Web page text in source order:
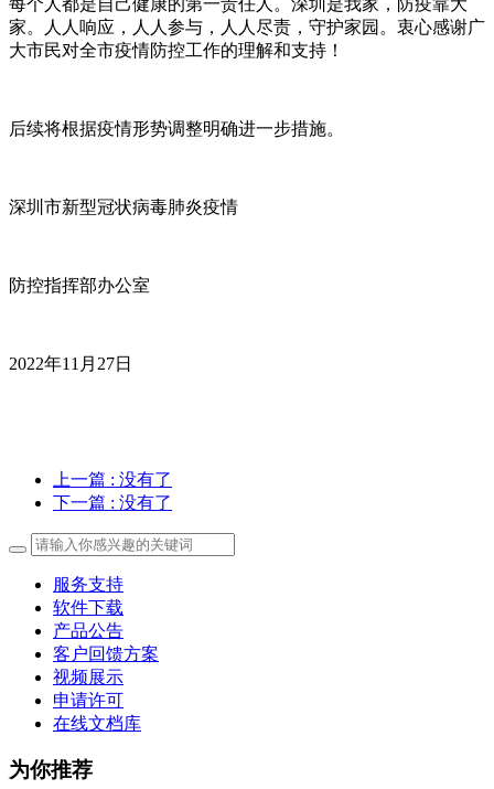
家。人人响应，人人参与，人人尽责，守护家园。衷心感谢广
大市民对全市疫情防控工作的理解和支持！
后续将根据疫情形势调整明确进一步措施。
深圳市新型冠状病毒肺炎疫情
防控指挥部办公室
2022年11月27日
上一篇 : 没有了
下一篇 : 没有了
服务支持
软件下载
产品公告
客户回馈方案
视频展示
申请许可
在线文档库
为你推荐